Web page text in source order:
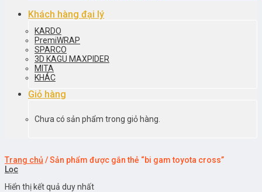
Khách hàng đại lý
KARDO
PremiWRAP
SPARCO
3D KAGU MAXPIDER
MITA
KHÁC
Giỏ hàng
Chưa có sản phẩm trong giỏ hàng.
Trang chủ /Sản phẩm được gắn thẻ “bi gam toyota cross”
Lọc
Hiển thị kết quả duy nhất